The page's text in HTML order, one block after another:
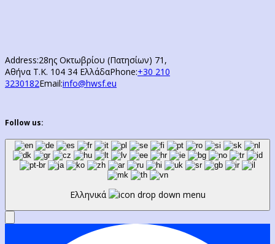
Address:28ης Οκτωβρίου (Πατησίων) 71,
Αθήνα Τ.Κ. 104 34 ΕλλάδαPhone:+30 210
3230182Email:info@hwsf.eu
Follow us:
Ελληνικά